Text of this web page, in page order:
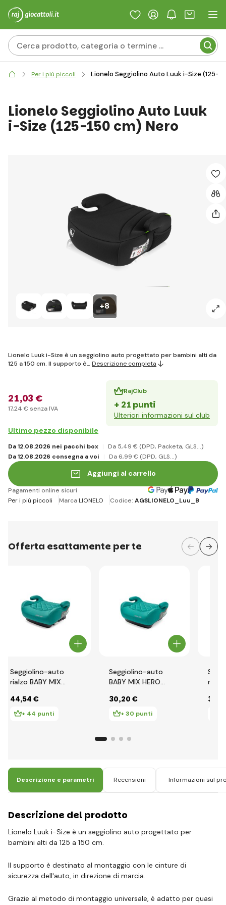
Per i più piccoli Lionelo Seggiolino Auto Luuk i-Size (125-
+8
Lionelo Seggiolino Auto Luuk
i-Size (125-150 cm) Nero
Lionelo Luuk i-Size è un seggiolino auto progettato per bambini alti da
125 a 150 cm. Il supporto è… Descrizione completa
21,03 €
17,24 € senza IVA
RajClub
+ 21 punti
Ulteriori informazioni sul club
Ultimo pezzo disponibile
Da 12.08.2026 nei pacchi box Da 5,49 € (DPD, Packeta, GLS...)
Da 12.08.2026 consegna a voi
Da 6,99 € (DPD, GLS...)
Aggiungi al carrello
Pagamenti online sicuri
Per i più piccoli
MarcaLIONELO Codice: AGSLIONELO_Luu_B
Offerta esattamente per te
Seggiolino-auto
rialzo BABY MIX
SIZE smeraldo
44,54 €
+ 44 punti
Seggiolino-auto
BABY MIX HERO
30,20 €
+ 30 punti
30
Descrizione e parametri Recensioni Informazioni sul
Descrizione del prodotto
Lionelo Luuk i-Size è un seggiolino auto progettato per
bambini alti da 125 a 150 cm.
Il supporto è destinato al montaggio con le cinture di
sicurezza dell'auto, in direzione di marcia.
Grazie al metodo di montaggio universale, è adatto per quasi